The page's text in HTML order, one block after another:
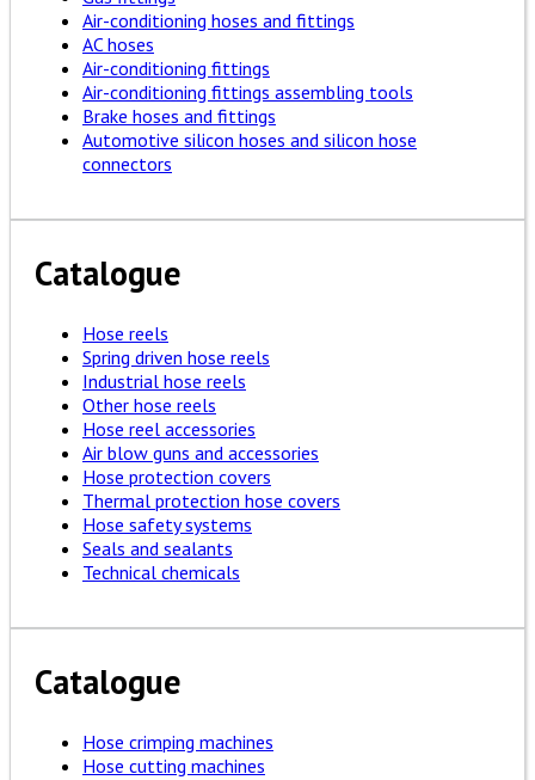
Air-conditioning hoses and fittings
AC hoses
Air-conditioning fittings
Air-conditioning fittings assembling tools
Brake hoses and fittings
Automotive silicon hoses and silicon hose
connectors
Catalogue
Hose reels
Spring driven hose reels
Industrial hose reels
Other hose reels
Hose reel accessories
Air blow guns and accessories
Hose protection covers
Thermal protection hose covers
Hose safety systems
Seals and sealants
Technical chemicals
Catalogue
Hose crimping machines
Hose cutting machines